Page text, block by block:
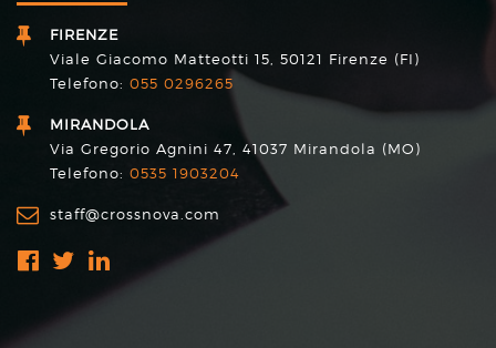
FIRENZE
Viale Giacomo Matteotti 15, 50121 Firenze (FI)
Telefono: 055 0296265
MIRANDOLA
Via Gregorio Agnini 47, 41037 Mirandola (MO)
Telefono: 0535 1903204
staff@crossnova.com